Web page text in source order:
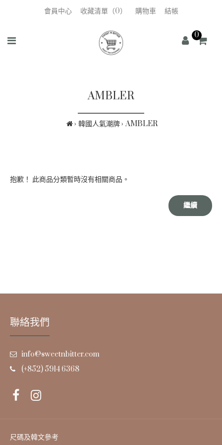
會員中心 收藏清單（0） 購物車 結帳
0
AMBLER
韓國人氣潮牌 AMBLER
抱歉！ 此商品分類暫時沒有相關商品。
繼續
聯絡我們
info@sweetnbitter.com
(+852) 5914 6368
尺碼及韓文參考